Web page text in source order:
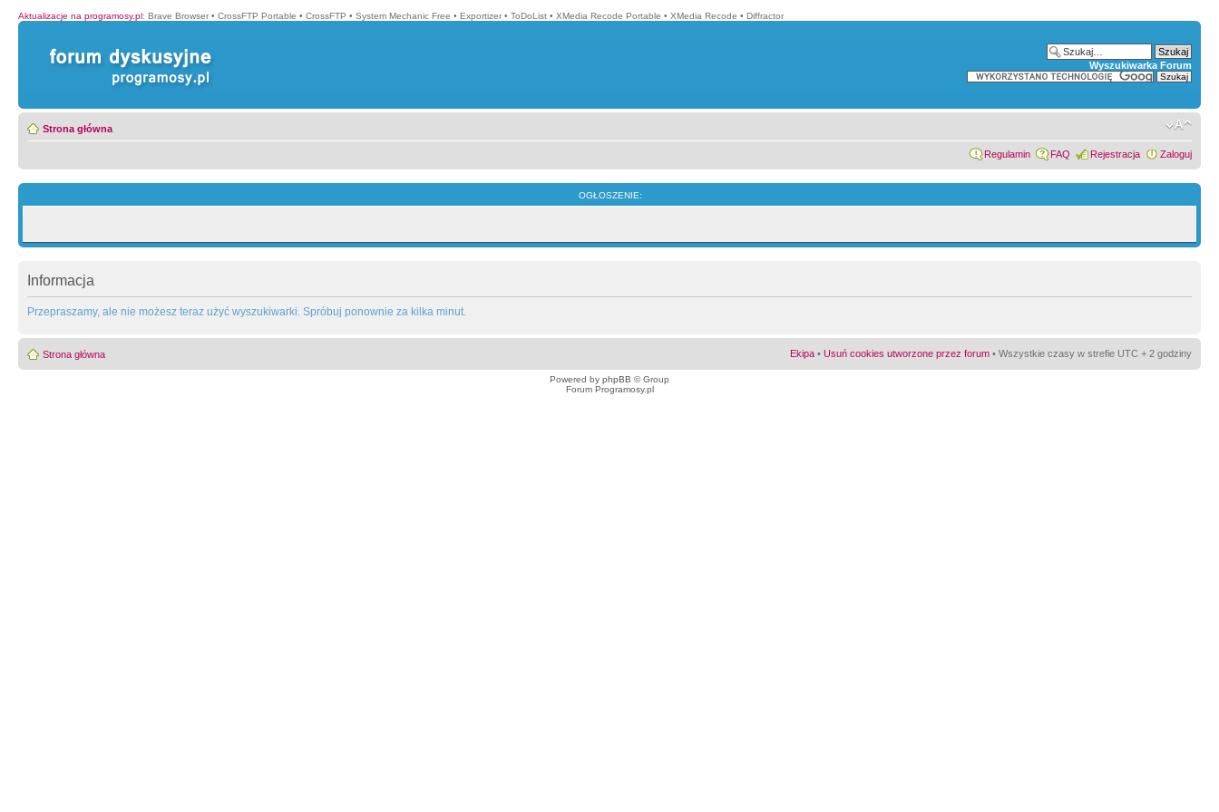
Aktualizacje na programosy.pl: Brave Browser • CrossFTP Portable • CrossFTP • System Mechanic Free • Exportizer • ToDoList • XMedia Recode Portable • XMedia Recode • Diffractor
Wyszukiwarka Forum
Strona główna
Regulamin FAQ Rejestracja Zaloguj
OGŁOSZENIE:
Informacja
Przepraszamy, ale nie możesz teraz użyć wyszukiwarki. Spróbuj ponownie za kilka minut.
Strona główna Ekipa • Usuń cookies utworzone przez forum • Wszystkie czasy w strefie UTC + 2 godziny
Powered by phpBB © Group
Forum Programosy.pl